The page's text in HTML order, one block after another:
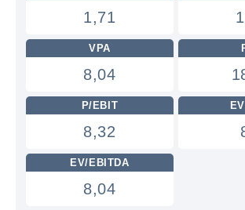
1,71
VPA
8,04
P/EBIT
8,32
EV/EBITDA
8,04